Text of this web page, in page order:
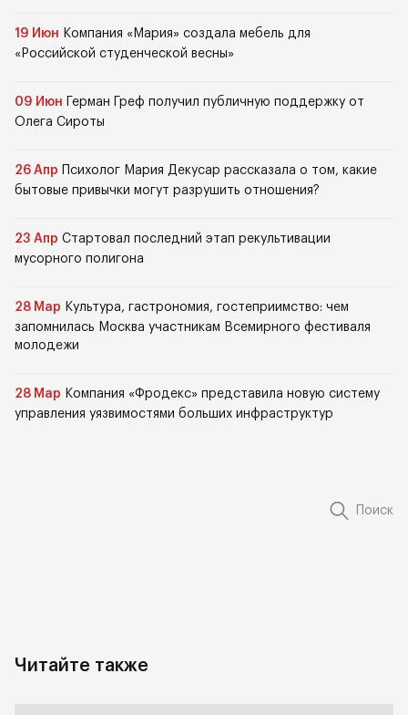
19 Июн Компания «Мария» создала мебель для
«Российской студенческой весны»
09 Июн
Герман Греф получил публичную поддержку от
Олега Сироты
26 Апр
Психолог Мария Декусар рассказала о том, какие
бытовые привычки могут разрушить отношения?
23 Апр Стартовал последний этап рекультивации
мусорного полигона
28 Мар Культура, гастрономия, гостеприимство: чем
запомнилась Москва участникам Всемирного фестиваля
молодежи
28 Мар Компания «Фродекс» представила новую систему
управления уязвимостями больших инфраструктур
Поиск
Читайте также